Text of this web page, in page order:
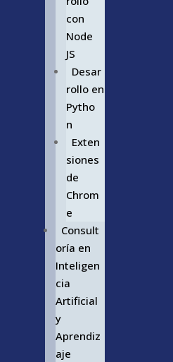
con
Node
JS
Desar
rollo en
Pytho
n
Exten
siones
de
Chrom
e
Consult
oría en
Inteligen
cia
Artificial
y
Aprendiz
aje